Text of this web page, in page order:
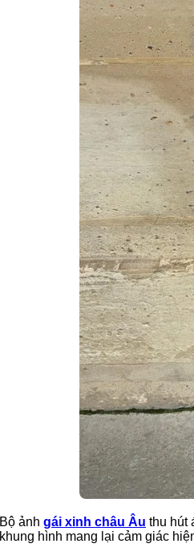
Bộ ảnh gái xinh châu Âu thu hút
khung hình mang lại cảm giác